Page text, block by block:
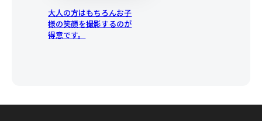
大人の方はもちろんお子
様の笑顔を撮影するのが
得意です。